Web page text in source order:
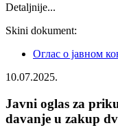
Detaljnije...
Skini dokument:
Оглас о јавном
10.07.2025.
Javni oglas za
davanje u zakup